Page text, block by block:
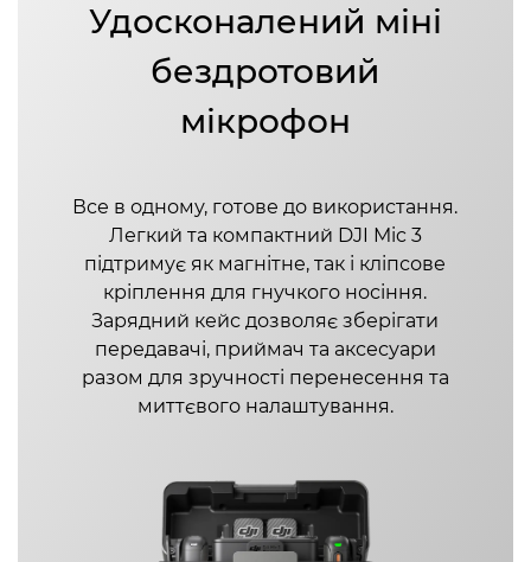
Удосконалений міні
бездротовий
мікрофон
Все в одному, готове до використання.
Легкий та компактний DJI Mic 3
підтримує як магнітне, так і кліпсове
кріплення для гнучкого носіння.
Зарядний кейс дозволяє зберігати
передавачі, приймач та аксесуари
разом для зручності перенесення та
миттєвого налаштування.